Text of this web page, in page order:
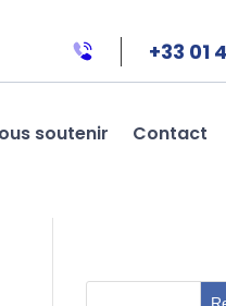
+33 01
soutenir Contact